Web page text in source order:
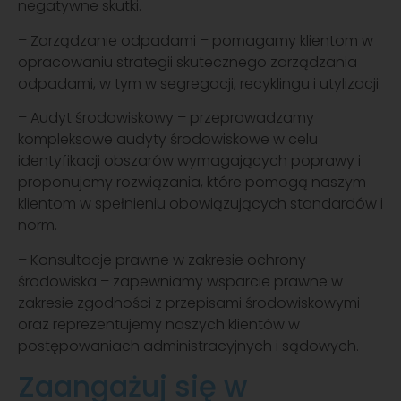
negatywne skutki.
– Zarządzanie odpadami – pomagamy klientom w
opracowaniu strategii skutecznego zarządzania
odpadami, w tym w segregacji, recyklingu i utylizacji.
– Audyt środowiskowy – przeprowadzamy
kompleksowe audyty środowiskowe w celu
identyfikacji obszarów wymagających poprawy i
proponujemy rozwiązania, które pomogą naszym
klientom w spełnieniu obowiązujących standardów i
norm.
– Konsultacje prawne w zakresie ochrony
środowiska – zapewniamy wsparcie prawne w
zakresie zgodności z przepisami środowiskowymi
oraz reprezentujemy naszych klientów w
postępowaniach administracyjnych i sądowych.
Zaangażuj się w